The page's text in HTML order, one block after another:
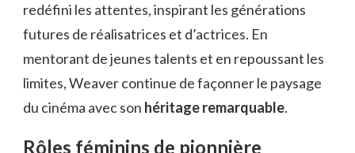
redéfini les attentes, inspirant les générations
futures de réalisatrices et d’actrices. En
mentorant de jeunes talents et en repoussant les
limites, Weaver continue de façonner le paysage
du cinéma avec son héritage remarquable.
Rôles féminins de pionnière